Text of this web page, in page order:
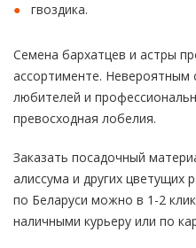
гвоздика.
Семена бархатцев и астры
ассортименте. Невероятным
любителей и
превосходная лобелия.
Заказать посадочный
алиссума и других цветущих
по Беларуси можно в 1-2
наличными курьеру или по